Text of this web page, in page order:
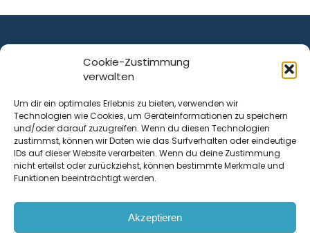
Cookie-Zustimmung
verwalten
Um dir ein optimales Erlebnis zu bieten, verwenden wir
Technologien wie Cookies, um Geräteinformationen zu speichern
und/oder darauf zuzugreifen. Wenn du diesen Technologien
zustimmst, können wir Daten wie das Surfverhalten oder eindeutige
IDs auf dieser Website verarbeiten. Wenn du deine Zustimmung
nicht erteilst oder zurückziehst, können bestimmte Merkmale und
Funktionen beeinträchtigt werden.
Akzeptieren
ist ein Service von
Krenn Real GmbH
Tischlerstraße 12
4050Traun| Österreich
Kontakt